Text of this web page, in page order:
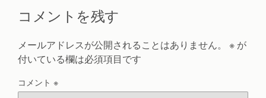
コメントを残す
メールアドレスが公開されることはありません。 ※ が
付いている欄は必須項目です
コメント ※